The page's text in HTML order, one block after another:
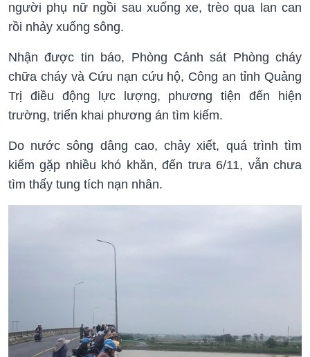
người phụ nữ ngồi sau xuống xe, trèo qua lan can
rồi nhảy xuống sông.
Nhận được tin báo, Phòng Cảnh sát Phòng cháy
chữa cháy và Cứu nạn cứu hộ, Công an tỉnh Quảng
Trị điều động lực lượng, phương tiện đến hiện
trường, triển khai phương án tìm kiếm.
Do nước sông dâng cao, chảy xiết, quá trình tìm
kiếm gặp nhiều khó khăn, đến trưa 6/11, vẫn chưa
tìm thấy tung tích nạn nhân.